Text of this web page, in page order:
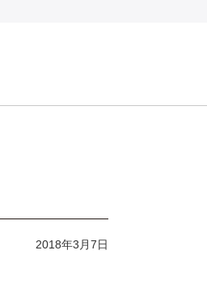
2018年3月7日